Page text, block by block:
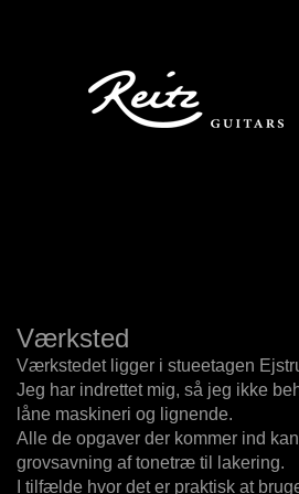
Værksted
Værkstedet ligger i stueetagen
Jeg har indrettet mig, så jeg ikke
låne maskineri og lignende.
Alle de opgaver der kommer ind
grovsavning af tonetræ til lakering.
I tilfælde hvor det er praktisk at